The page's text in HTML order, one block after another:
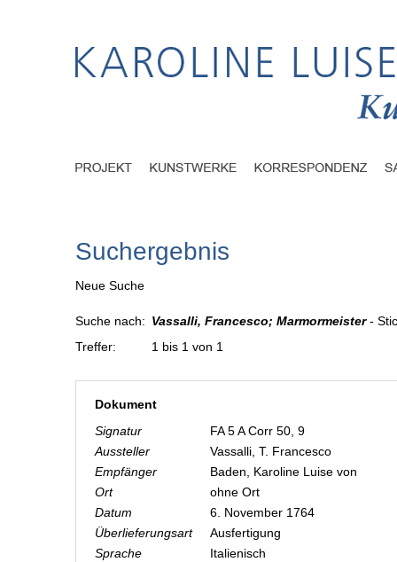
Suchergebnis
Neue Suche
Suche nach: Vassalli, Francesco; Marmormeister-
Treffer:
1 bis 1 von 1
Dokument
Signatur
FA 5 A Corr 50, 9
Aussteller
Vassalli, T. Francesco
Empfänger
Baden, Karoline Luise von
Ort
ohne Ort
Datum
6. November 1764
Überlieferungsart
Ausfertigung
Sprache
Italienisch